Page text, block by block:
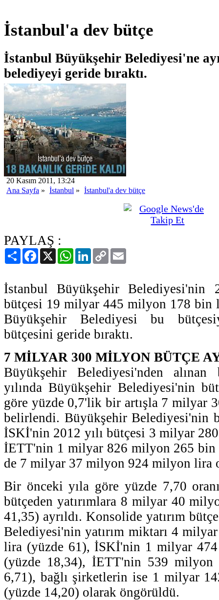
İstanbul'a dev bütçe
İstanbul Büyükşehir Belediyesi'ne
belediyeyi geride bıraktı.
20 Kasım 2011, 13:24
Ana Sayfa » İstanbul » İstanbul'a dev bütçe
PAYLAŞ :
PaylaşFacebook
X WhatsAppLinkedIn
Copy
Link
İstanbul Büyükşehir Belediyesi'nin
bütçesi 19 milyar 445 milyon 178 bin
Büyükşehir Belediyesi bu
bütçesini geride bıraktı.
7 MİLYAR 300 MİLYON BÜTÇE
Büyükşehir Belediyesi'nden
yılında Büyükşehir Belediyesi'nin
göre yüzde 0,7'lik bir artışla 7 milyar
belirlendi. Büyükşehir Belediyesi'nin
İSKİ'nin 2012 yılı bütçesi 3 milyar
İETT'nin 1 milyar 826 milyon 265 bin
de 7 milyar 37 milyon 924 milyon lira
Bir önceki yıla göre yüzde 7,70
bütçeden yatırımlara 8 milyar 40
41,35) ayrıldı. Konsolide yatırım
Belediyesi'nin yatırım miktarı 4
lira (yüzde 61), İSKİ'nin 1 milyar
(yüzde 18,34), İETT'nin 539
6,71), bağlı şirketlerin ise 1 milyar
(yüzde 14,20) olarak öngörüldü.